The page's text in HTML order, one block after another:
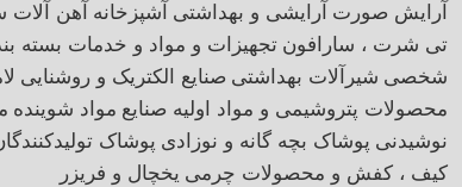
آرایش صورت آرایشی و بهداشتی آشپزخانه آهن
تی شرت ، سارافون تجهیزات و مواد و خدمات بسته
شخصی شیرآلات بهداشتی صنایع الکتریک و روشنایی
محصولات پتروشیمی و مواد اولیه صنایع مواد شوینده
نوشیدنی پوشاک بچه گانه و نوزادی پوشاک
کیف ، کفش و محصولات چرمی یخچال و فریزر